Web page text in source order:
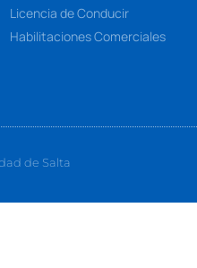
Licencia de Conducir
Habilitaciones Comerciales
de Salta